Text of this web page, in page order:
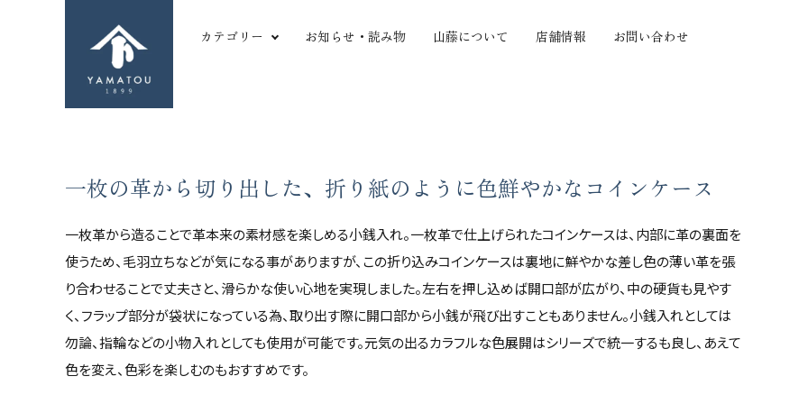
カテゴリー
三つ折り財布
マルチパーパス
コインケース
キーケース
バッグ
その他小物
かたい
薄い
厚い
型押し
変化が楽しい
傷つきにくい
とにかく大容量
お札を折らずに収納
手のひらサイズ
使い方色々
ダー
価格帯から探す
〜10,000円
10,001円〜20,000
円
20,001円〜30,000
お知らせ・読み物 山藤について 店舗情報 お問い合わせ
ようこそ ゲスト 様
ログイン person 新規会員登録
一枚の革から切り出した、折り紙のように色鮮やかなコインケース
一枚革から造ることで革本来の素材感を楽しめる小銭入れ。一枚革で仕上げられたコインケースは、内部に革の裏面を
使うため、毛羽立ちなどが気になる事がありますが、この折り込みコインケースは裏地に鮮やかな差し色の薄い革を張
り合わせることで丈夫さと、滑らかな使い心地を実現しました。左右を押し込めば開口部が広がり、中の硬貨も見やす
く、フラップ部分が袋状になっている為、取り出す際に開口部から小銭が飛び出すこともありません。小銭入れとしては
勿論、指輪などの小物入れとしても使用が可能です。元気の出るカラフルな色展開はシリーズで統一するも良し、あえて
色を変え、色彩を楽しむのもおすすめです。